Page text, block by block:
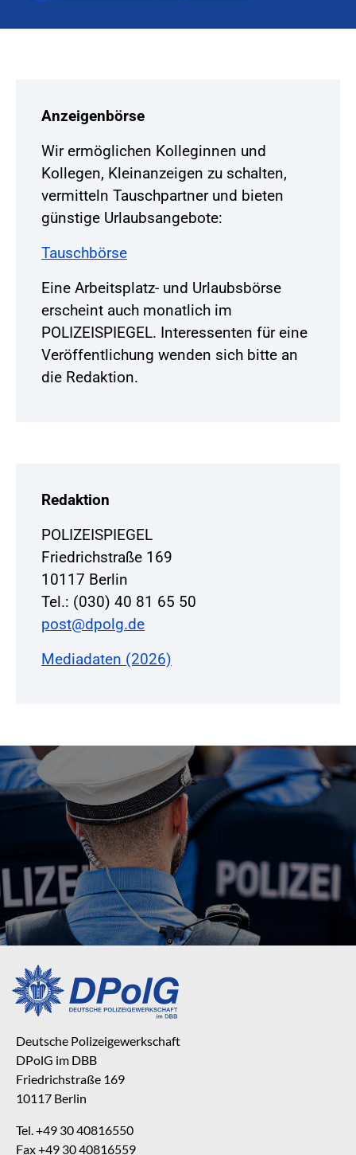
Anzeigenbörse
Wir ermöglichen Kolleginnen und
Kollegen, Kleinanzeigen zu schalten,
vermitteln Tauschpartner und bieten
günstige Urlaubsangebote:
Tauschbörse
Eine Arbeitsplatz- und Urlaubsbörse
erscheint auch monatlich im
POLIZEISPIEGEL. Interessenten für eine
Veröffentlichung wenden sich bitte an
die Redaktion.
Redaktion
POLIZEISPIEGEL
Friedrichstraße 169
10117 Berlin
Tel.: (030) 40 81 65 50
post@dpolg.de
Mediadaten (2026)
Deutsche Polizeigewerkschaft
DPolG im DBB
Friedrichstraße 169
10117 Berlin
Tel. +49 30 40816550
Fax +49 30 40816559